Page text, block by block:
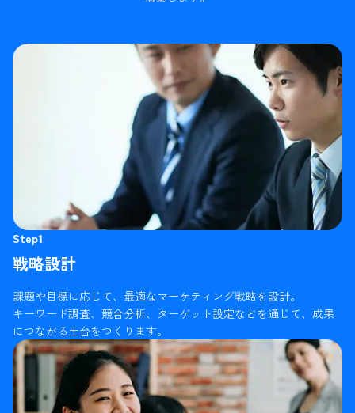
Step1
戦略設計
課題や目標に応じて、最適なマーケティング戦略を設計。
キーワード調査、競合分析、ターゲット設定などを通じて、成果
につながる土台をつくります。